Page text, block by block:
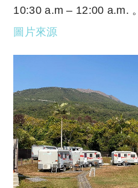
10:30 a.m – 12:00 a.m. 。
圖片來源